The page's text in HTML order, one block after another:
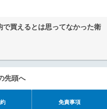
買えるとは思ってなかった衛
先頭へ
免責事項